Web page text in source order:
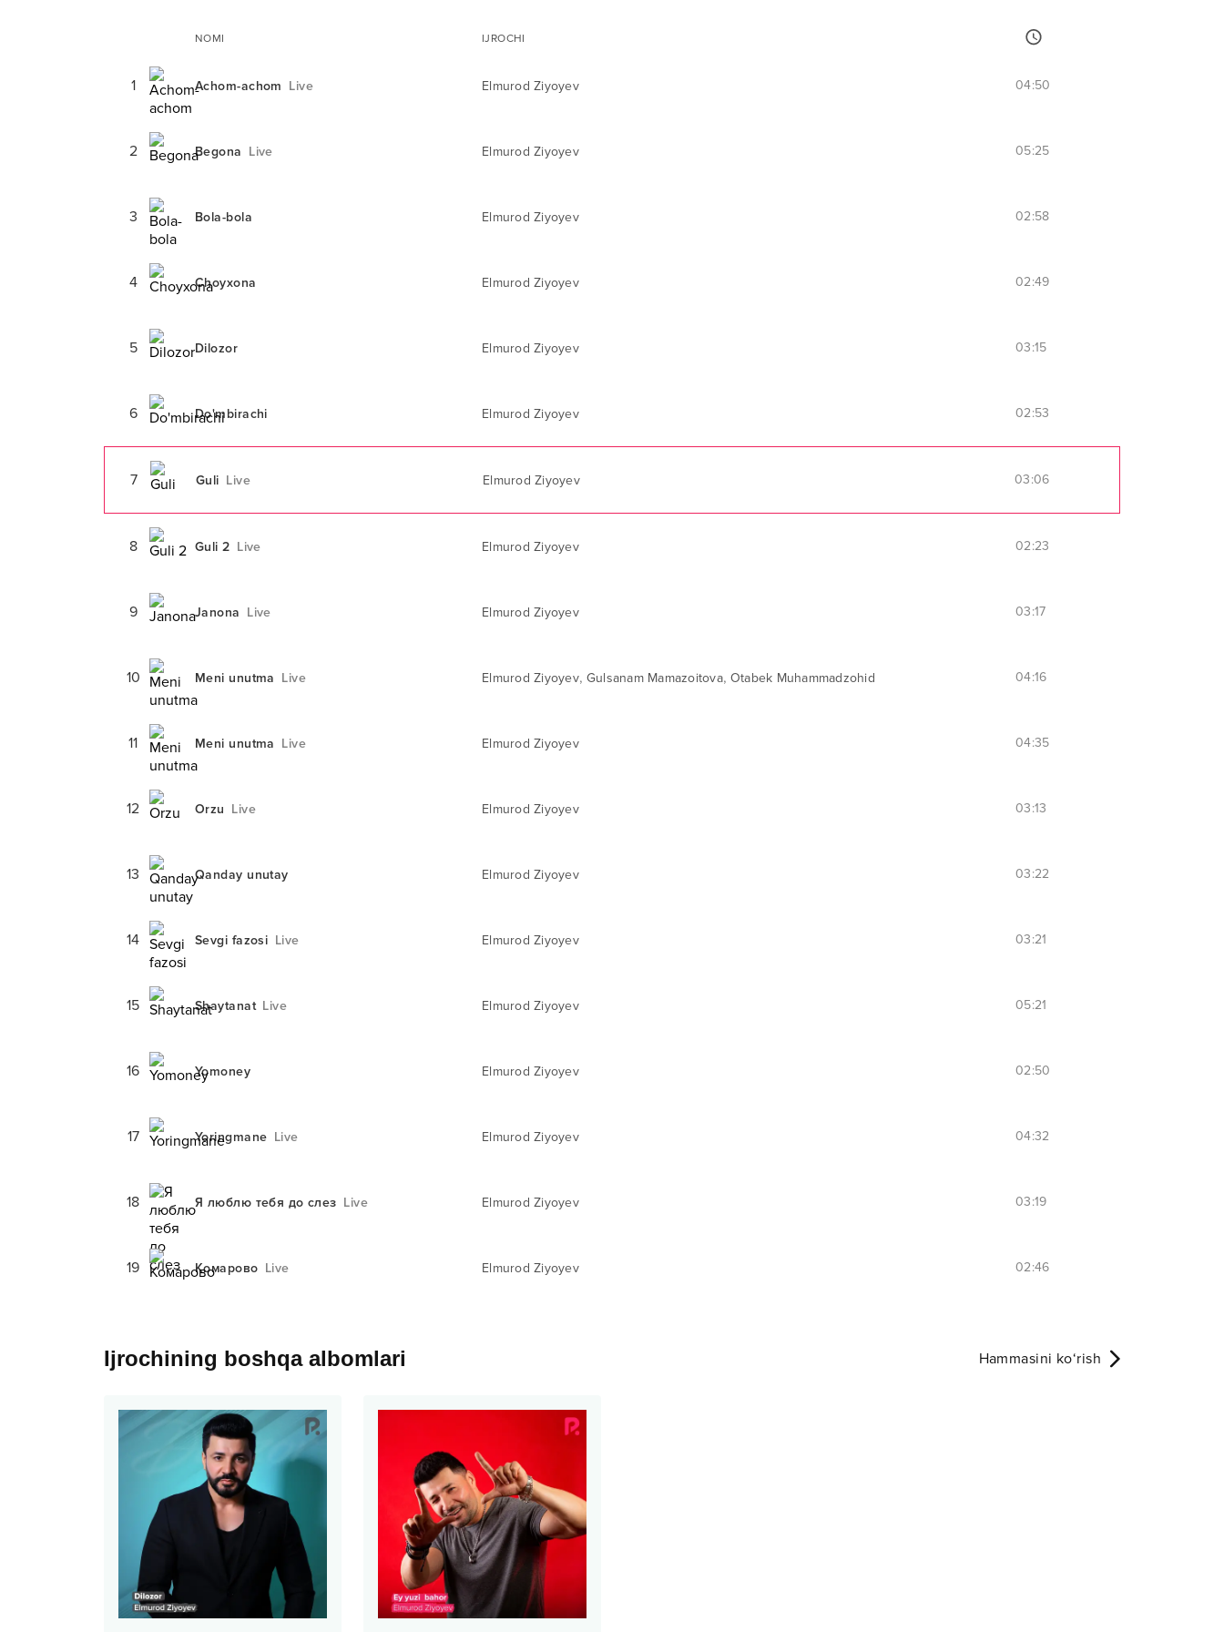
NOMI IJROCHI
1 Achom-achom Live Elmurod Ziyoyev 04:50
2 Begona Live Elmurod Ziyoyev 05:25
3 Bola-bola Elmurod Ziyoyev 02:58
4 Choyxona Elmurod Ziyoyev 02:49
5 Dilozor Elmurod Ziyoyev 03:15
6 Do'mbirachi Elmurod Ziyoyev 02:53
7 Guli Live Elmurod Ziyoyev 03:06
8 Guli 2 Live Elmurod Ziyoyev 02:23
9 Janona Live Elmurod Ziyoyev 03:17
10 Meni unutma Live Elmurod Ziyoyev, Gulsanam Mamazoitova, Otabek Muhammadzohid 04:16
11 Meni unutma Live Elmurod Ziyoyev 04:35
12 Orzu Live Elmurod Ziyoyev 03:13
13 Qanday unutay Elmurod Ziyoyev 03:22
14 Sevgi fazosi Live Elmurod Ziyoyev 03:21
15 Shaytanat Live Elmurod Ziyoyev 05:21
16 Yomoney Elmurod Ziyoyev 02:50
17 Yoringmane Live Elmurod Ziyoyev 04:32
18 Я люблю тебя до слез Live Elmurod Ziyoyev 03:19
19 Комаровo Live Elmurod Ziyoyev 02:46
Ijrochining boshqa albomlari Hammasini ko‘rish